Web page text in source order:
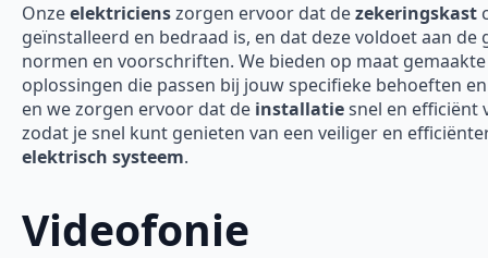
Onzeelektricienszorgen ervoor dat dezekeringskast
geïnstalleerd en bedraad is, en dat deze voldoet aan de
normen en voorschriften. We bieden op maat gemaakte
oplossingen die passen bij jouw specifieke behoeften
en we zorgen ervoor dat de installatiesnel en efficiënt
zodat je snel kunt genieten van een veiliger en
elektrisch systeem.
Videofonie